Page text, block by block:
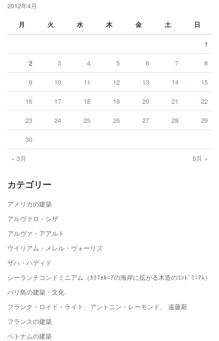
2012年4月
月
火 水 木 金 土 日
« 3月 5月 »
1
2 3 4 5 6 7 8
9 10 11 12 13 14 15
16 17 18 19 20 21 22
23 24 25 26 27 28 29
30
カテゴリー
アメリカの建築
アルヴァロ・シザ
アルヴァ・アアルト
ウイリアム・メレル・ヴォーリズ
ザハ・ハディド
シーランチコンドミニアム（ｶﾘﾌｫﾙﾆｱの海岸に拡がる木造のｺﾝﾄﾞﾐﾆｱﾑ）
バリ島の建築・文化
フランク・ロイド・ライト、アントニン・レーモンド、 遠藤新
フランスの建築
ベトナムの建築